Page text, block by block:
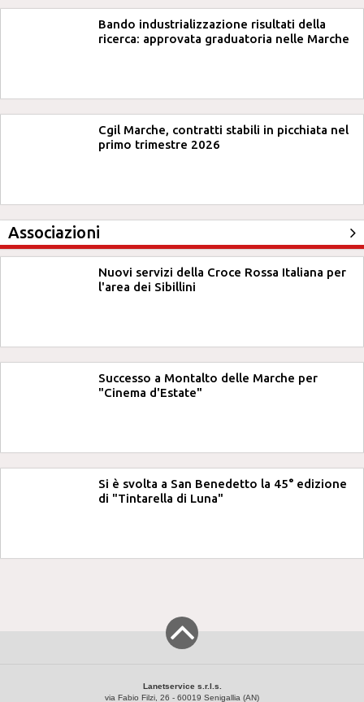
Bando industrializzazione risultati della
ricerca: approvata graduatoria nelle Marche
Cgil Marche, contratti stabili in picchiata nel
primo trimestre 2026
Associazioni
Nuovi servizi della Croce Rossa Italiana per
l'area dei Sibillini
Successo a Montalto delle Marche per
"Cinema d'Estate"
Si è svolta a San Benedetto la 45° edizione
di "Tintarella di Luna"
Lanetservice s.r.l.s.
via Fabio Filzi, 26 - 60019 Senigallia (AN)